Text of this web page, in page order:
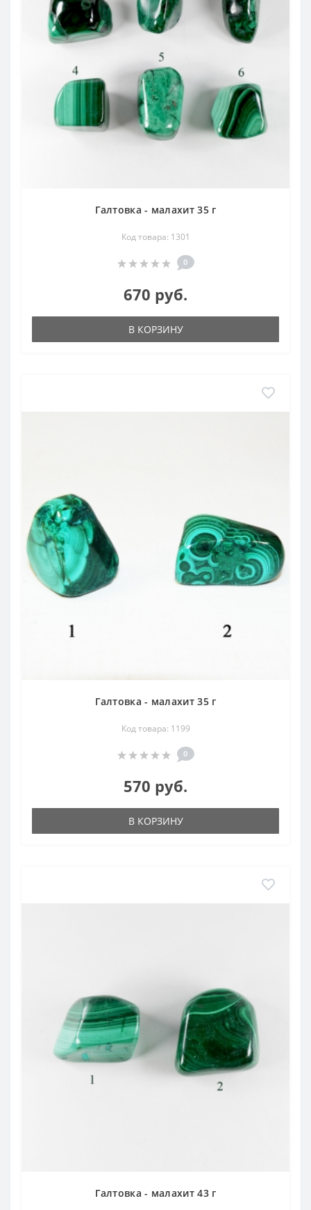
Галтовка - малахит 35 г
Код товара: 1301
0
670 руб.
В КОРЗИНУ
Галтовка - малахит 35 г
Код товара: 1199
0
570 руб.
В КОРЗИНУ
Галтовка - малахит 43 г